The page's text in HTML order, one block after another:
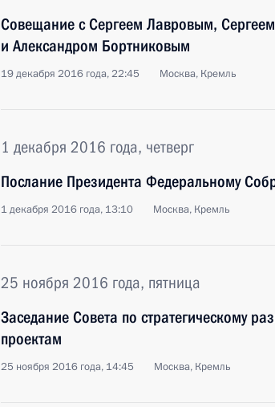
Совещание с Сергеем Лавровым,
и Александром Бортниковым
19 декабря 2016 года, 22:45 Москва, Кремль
1 декабря 2016 года, четверг
Послание Президента Федеральному
1 декабря 2016 года, 13:10 Москва, Кремль
25 ноября 2016 года, пятница
Заседание Совета по стратегическому
проектам
25 ноября 2016 года, 14:45 Москва, Кремль